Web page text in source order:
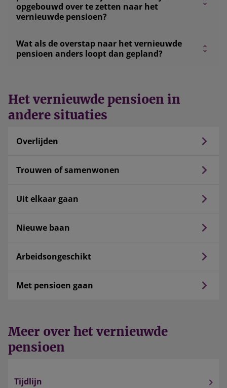
opgebouwd over te zetten naar het
vernieuwde pensioen?
Wat als de overstap naar het vernieuwde
pensioen anders loopt dan gepland?
Het vernieuwde pensioen in
andere situaties
Overlijden
Trouwen of samenwonen
Uit elkaar gaan
Nieuwe baan
Arbeidsongeschikt
Met pensioen gaan
Meer over het vernieuwde
pensioen
Tijdlijn